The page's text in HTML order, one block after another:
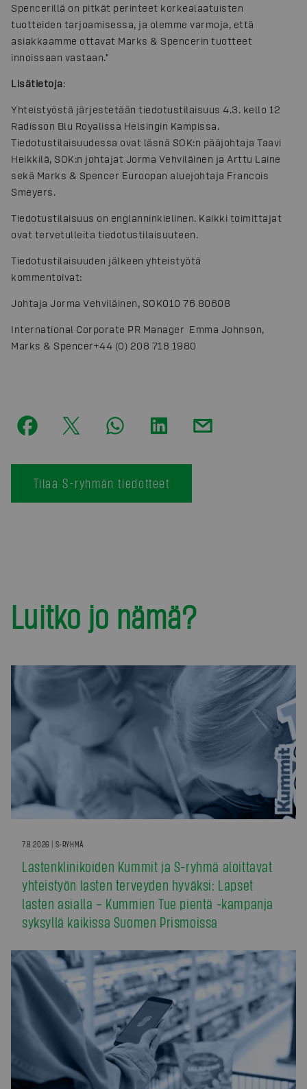
Spencerillä on pitkät perinteet korkealaatuisten
tuotteiden tarjoamisessa, ja olemme varmoja, että
asiakkaamme ottavat Marks & Spencerin tuotteet
innoissaan vastaan."
Lisätietoja:
Yhteistyöstä järjestetään tiedotustilaisuus 4.3. kello 12
Radisson Blu Royalissa Helsingin Kampissa.
Tiedotustilaisuudessa ovat läsnä SOK:n pääjohtaja Taavi
Heikkilä, SOK:n johtajat Jorma Vehviläinen ja Arttu Laine
sekä Marks & Spencer Euroopan aluejohtaja Francois
Smeyers.
Tiedotustilaisuus on englanninkielinen. Kaikki toimittajat
ovat tervetulleita tiedotustilaisuuteen.
Tiedotustilaisuuden jälkeen yhteistyötä
kommentoivat:
Johtaja Jorma Vehviläinen, SOK010 76 80608
International Corporate PR Manager Emma Johnson,
Marks & Spencer+44 (0) 208 718 1980
Tilaa S-ryhmän tiedotteet
Luitko jo nämä?
7.8.2026 | S-RYHMÄ
Lastenklinikoiden Kummit ja S-ryhmä aloittavat
yhteistyön lasten terveyden hyväksi: Lapset
lasten asialla – Kummien Tue pientä -kampanja
syksyllä kaikissa Suomen Prismoissa